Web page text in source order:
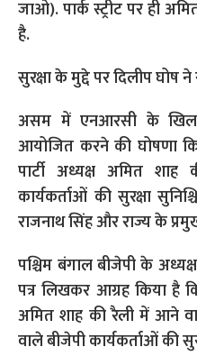
जाओ). पार्क स्ट्रीट पर ही
है.
सुरक्षा के मुद्दे पर दिलीप घोष
असम में एनआरसी के खिलाफ
आयोजित करने की घोषणा
पार्टी अध्यक्ष अमित
कार्यकर्ताओं की सुरक्षा
राजनाथ सिंह और राज्य के
पश्चिम बंगाल बीजेपी के
पत्र लिखकर आग्रह किया है
अमित शाह की रैली में आने
वाले बीजेपी कार्यकर्ताओं की